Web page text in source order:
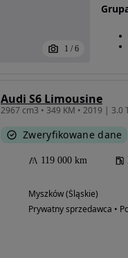
1 / 6
Audi S6 Limousine
2967 cm3 • 349 KM • 2019 |
Zweryfikowane dane
119 000 km
Myszków (Śląskie)
Prywatny sprzedawca •